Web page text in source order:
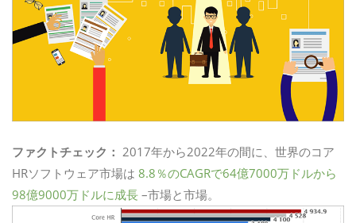
ファクトチェック： 2017年から2022年の間に、世界のコア
HRソフトウェア市場は 8.8％のCAGRで64億7000万ドルから
98億9000万ドルに成長 –市場と市場。